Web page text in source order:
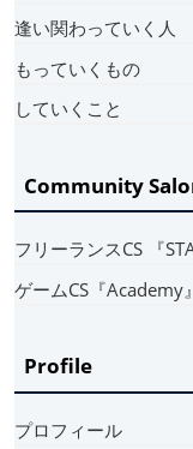
逢い関わっていく人
もっていくもの
していくこと
Community
フリーランスCS 『
ゲームCS『Academy』
Profile
プロフィール